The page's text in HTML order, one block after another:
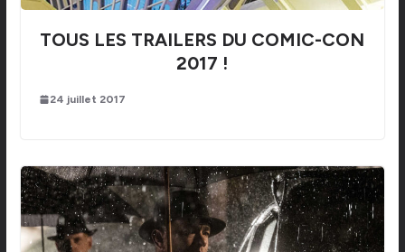
TOUS LES TRAILERS DU COMIC-CON
2017 !
24 juillet 2017